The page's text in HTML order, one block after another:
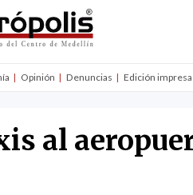
Opinión Denuncias Edición impresa
al